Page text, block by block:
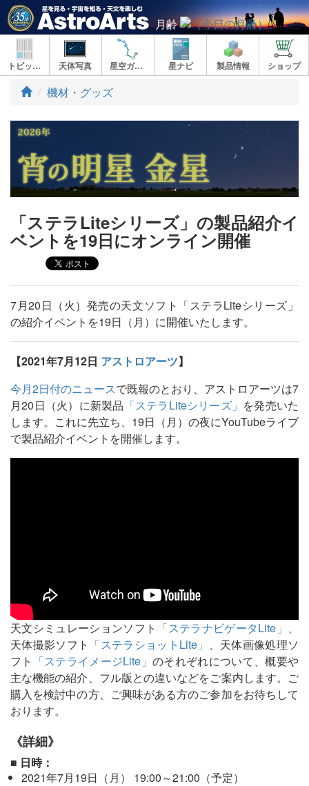
月齢
トピックス 天体写真 星空ガイド 星ナビ 製品情報 ショップ
ト
プ
機材・グッズ
「ステラLiteシリーズ」の製品紹介イ
ベントを19日にオンライン開催
7月20日（火）発売の天文ソフト「ステラLiteシリーズ」
の紹介イベントを19日（月）に開催いたします。
【2021年7月12日 アストロアーツ】
今月2日付のニュースで既報のとおり、アストロアーツは7
月20日（火）に新製品 「ステラLiteシリーズ」 を発売いた
します。これに先立ち、19日（月）の夜にYouTubeライブ
で製品紹介イベントを開催します。
天文シミュレーションソフト 「ステラナビゲータLite」 、
天体撮影ソフト 「ステラショットLite」 、天体画像処理ソ
フト
「ステライメージLite」のそれぞれについて、概要や
主な機能の紹介、フル版との違いなどをご案内します。ご
購入を検討中の方、ご興味がある方のご参加をお待ちして
おります。
《詳細》
■ 日時：
2021年7月19日（月） 19:00～21:00（予定）